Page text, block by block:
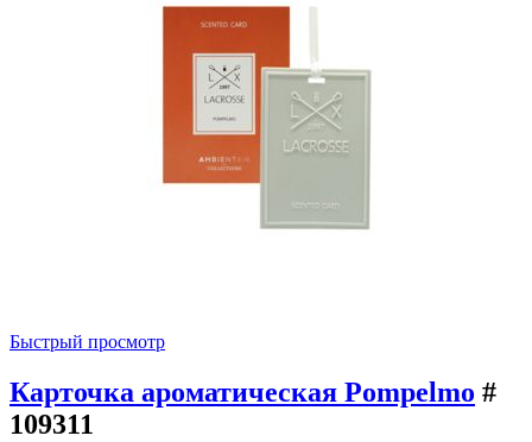
Быстрый просмотр
Карточка ароматическая Pompelmo #
109311